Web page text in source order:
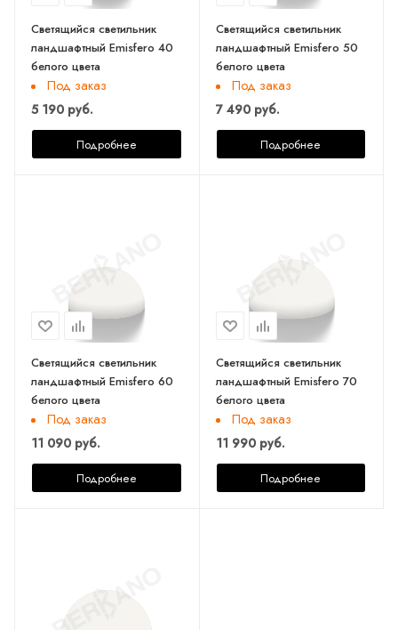
Светящийся светильник
ландшафтный Emisfero 40
белого цвета
Под заказ
5 190 руб.
Подробнее
Светящийся светильник
ландшафтный Emisfero 50
белого цвета
Под заказ
7 490 руб.
Подробнее
Светящийся светильник
ландшафтный Emisfero 60
белого цвета
Под заказ
11 090 руб.
Подробнее
Светящийся светильник
ландшафтный Emisfero 70
белого цвета
Под заказ
11 990 руб.
Подробнее